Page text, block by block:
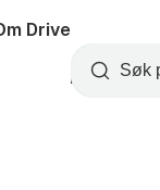
Startside
Drive
Opprett
konto
Søk